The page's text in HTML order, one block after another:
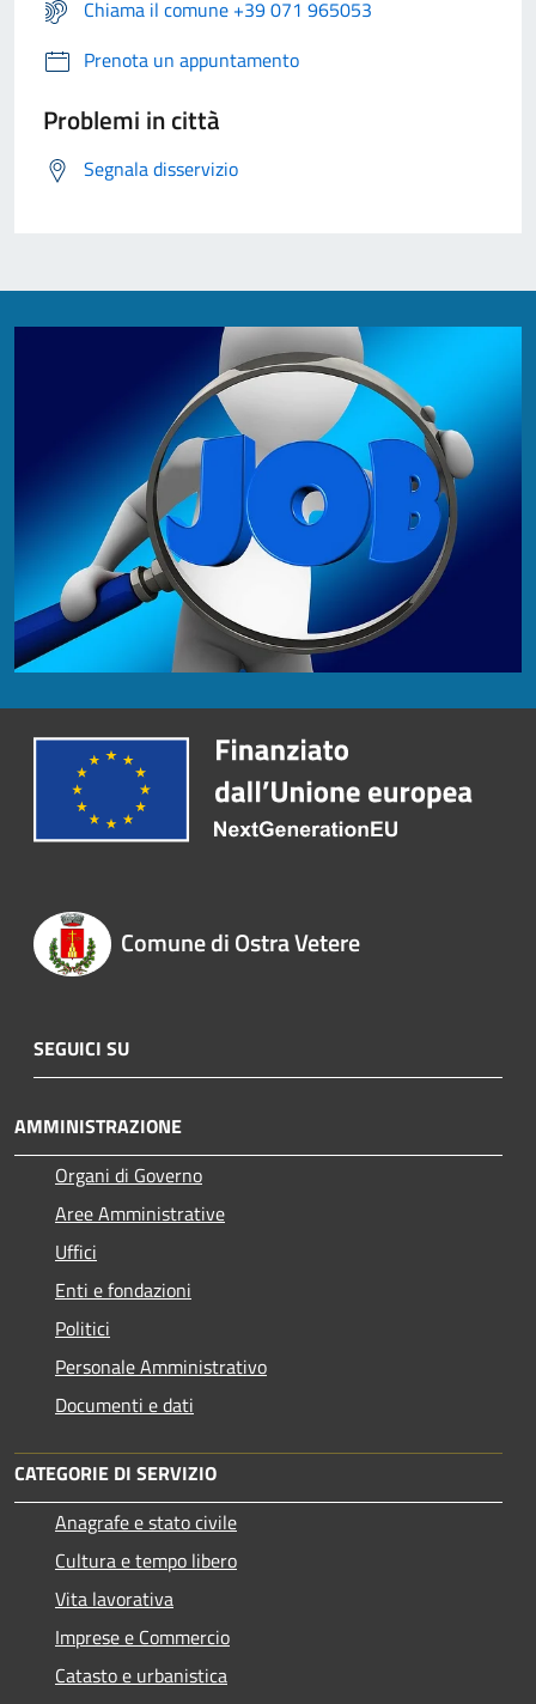
Chiama il comune +39 071 965053
Prenota un appuntamento
Problemi in città
Segnala disservizio
Comune di Ostra Vetere
SEGUICI SU
AMMINISTRAZIONE
Organi di Governo
Aree Amministrative
Uffici
Enti e fondazioni
Politici
Personale Amministrativo
Documenti e dati
CATEGORIE DI SERVIZIO
Anagrafe e stato civile
Cultura e tempo libero
Vita lavorativa
Imprese e Commercio
Catasto e urbanistica